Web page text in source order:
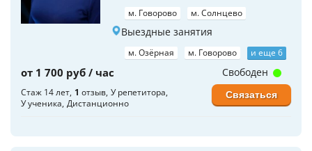
м. Говорово м. Солнцево
Выездные занятия
м. Озёрная м. Говорово и еще 6
от 1 700 руб / час
Стаж 14 лет 1 отзыв У репетитора
У ученика Дистанционно
Свободен
Связаться